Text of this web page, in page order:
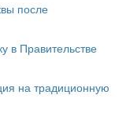
после
в Правительстве
на традиционную